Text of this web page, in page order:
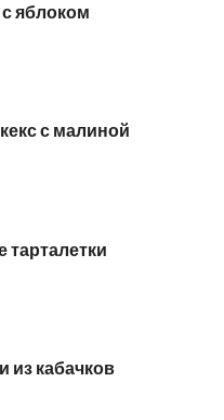
яблоком
с малиной
из кабачков